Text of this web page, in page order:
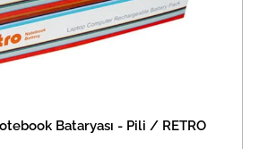
Bataryası - Pili / RETRO